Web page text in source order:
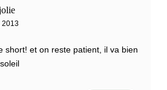
2013
short! et on reste patient, il va bien